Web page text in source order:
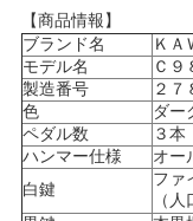
【商品情報】
ブランド名
ＫＡ
モデル名
Ｃ９
製造番号
２７
色
ダー
ペダル数
３本
ハンマー仕様
オー
白鍵
ファ
（人